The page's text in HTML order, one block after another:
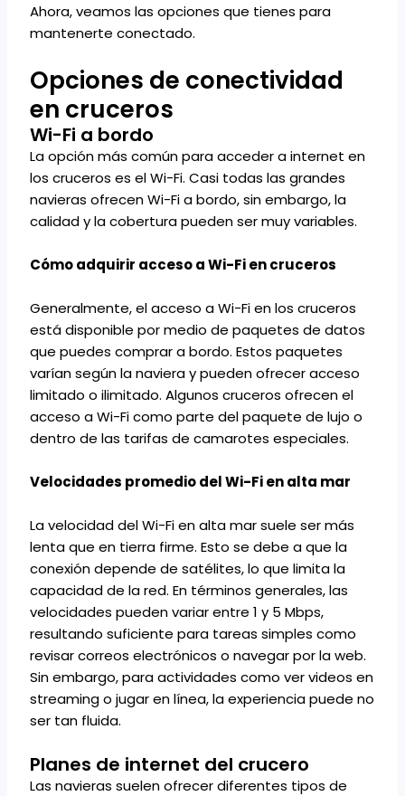
Ahora, veamos las opciones que tienes para
mantenerte conectado.
Opciones de conectividad
en cruceros
Wi-Fi a bordo
La opción más común para acceder a internet en
los cruceros es el Wi-Fi. Casi todas las grandes
navieras ofrecen Wi-Fi a bordo, sin embargo, la
calidad y la cobertura pueden ser muy variables.
Cómo adquirir acceso a Wi-Fi en cruceros
Generalmente, el acceso a Wi-Fi en los cruceros
está disponible por medio de paquetes de datos
que puedes comprar a bordo. Estos paquetes
varían según la naviera y pueden ofrecer acceso
limitado o ilimitado. Algunos cruceros ofrecen el
acceso a Wi-Fi como parte del paquete de lujo o
dentro de las tarifas de camarotes especiales.
Velocidades promedio del Wi-Fi en alta mar
La velocidad del Wi-Fi en alta mar suele ser más
lenta que en tierra firme. Esto se debe a que la
conexión depende de satélites, lo que limita la
capacidad de la red. En términos generales, las
velocidades pueden variar entre 1 y 5 Mbps,
resultando suficiente para tareas simples como
revisar correos electrónicos o navegar por la web.
Sin embargo, para actividades como ver videos en
streaming o jugar en línea, la experiencia puede no
ser tan fluida.
Planes de internet del crucero
Las navieras suelen ofrecer diferentes tipos de